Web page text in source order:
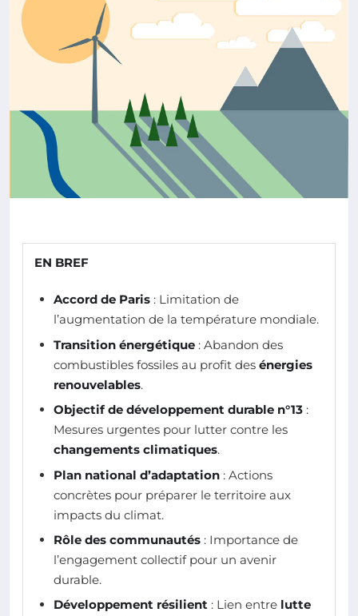
EN BREF
Accord de Paris : Limitation de
l’augmentation de la température mondiale.
Transition énergétique : Abandon des
combustibles fossiles au profit des énergies
renouvelables.
Objectif de développement durable n°13 :
Mesures urgentes pour lutter contre les
changements climatiques.
Plan national d’adaptation : Actions
concrètes pour préparer le territoire aux
impacts du climat.
Rôle des communautés : Importance de
l’engagement collectif pour un avenir
durable.
Développement résilient : Lien entre lutte